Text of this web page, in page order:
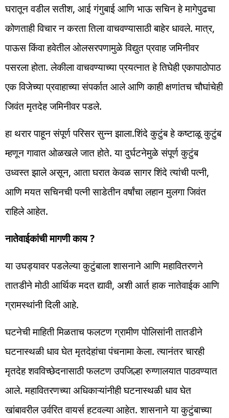
घरातून वडील सतीश, आई गंगुबाई आणि भाऊ सचिन हे मागेपुढचा
कोणताही विचार न करता तिला वाचवण्यासाठी बाहेर धावले. मात्र,
पाऊस किंवा हवेतील ओलसरपणामुळे विद्युत प्रवाह जमिनीवर
पसरला होता. लेकीला वाचवण्याच्या प्रयत्नात हे तिघेही एकापाठोपाठ
एक विजेच्या प्रवाहाच्या संपर्कात आले आणि काही क्षणांतच चौघांचेही
जिवंत मृतदेह जमिनीवर पडले.
हा थरार पाहून संपूर्ण परिसर सुन्न झाला.शिंदे कुटुंब हे कष्टाळू कुटुंब
म्हणून गावात ओळखले जात होते. या दुर्घटनेमुळे संपूर्ण कुटुंब
उध्वस्त झाले असून, आता घरात केवळ सागर शिंदे त्यांची पत्नी,
आणि मयत सचिनची पत्नी साडेतीन वर्षांचा लहान मुलगा जिवंत
राहिले आहेत.
नातेवाईकांची मागणी काय ?
या उघड्यावर पडलेल्या कुटुंबाला शासनाने आणि महावितरणने
तातडीने मोठी आर्थिक मदत द्यावी, अशी आर्त हाक नातेवाईक आणि
ग्रामस्थांनी दिली आहे.
घटनेची माहिती मिळताच फलटण ग्रामीण पोलिसांनी तातडीने
घटनास्थळी धाव घेत मृतदेहांचा पंचनामा केला. त्यानंतर चारही
मृतदेह शवविच्छेदनासाठी फलटण उपजिल्हा रुग्णालयात पाठवण्यात
आले. महावितरणच्या अधिकाऱ्यांनीही घटनास्थळी धाव घेत
खांबावरील उर्वरित वायर्स हटवल्या आहेत. शासनाने या कुटुंबाच्या